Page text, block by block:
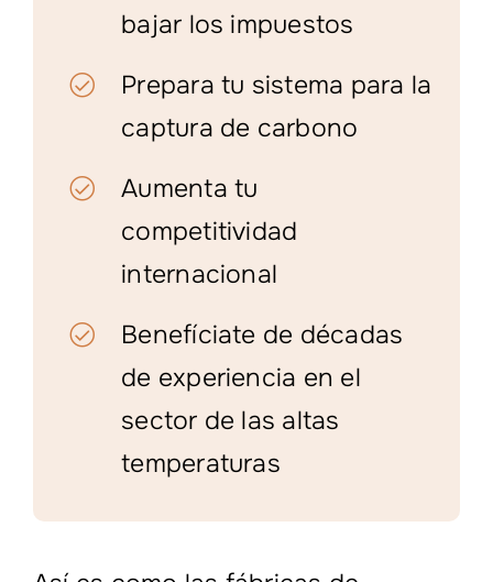
bajar los impuestos
Prepara tu sistema para la
captura de carbono
Aumenta tu
competitividad
internacional
Benefíciate de décadas
de experiencia en el
sector de las altas
temperaturas